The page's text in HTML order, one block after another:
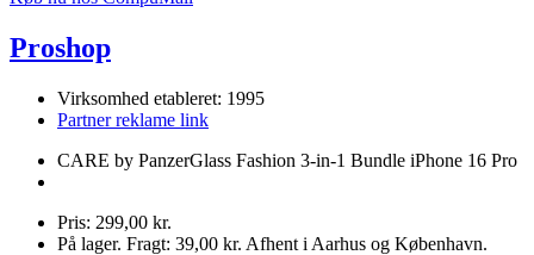
Proshop
Virksomhed etableret: 1995
Partner reklame link
CARE by PanzerGlass Fashion 3-in-1 Bundle iPhone 16 Pro
Pris: 299,00 kr.
På lager. Fragt: 39,00 kr. Afhent i Aarhus og København.